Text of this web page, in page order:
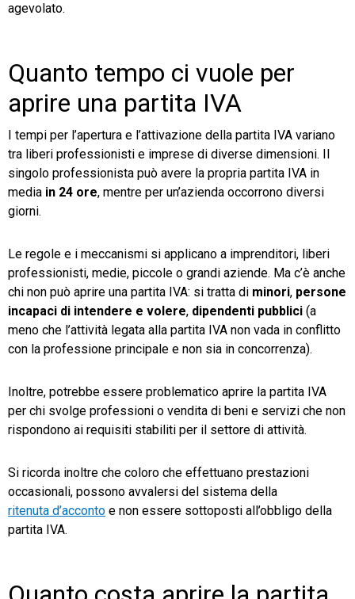
agevolato.
Quanto tempo ci vuole per
aprire una partita IVA
I tempi per l’apertura e l’attivazione della partita IVA variano
tra liberi professionisti e imprese di diverse dimensioni. Il
singolo professionista può avere la propria partita IVA in
media in 24 ore, mentre per un’azienda occorrono diversi
giorni.
Le regole e i meccanismi si applicano a imprenditori, liberi
professionisti, medie, piccole o grandi aziende. Ma c’è anche
chi non può aprire una partita IVA: si tratta di minori, persone
incapaci di intendere e volere, dipendenti pubblici (a
meno che l’attività legata alla partita IVA non vada in conflitto
con la professione principale e non sia in concorrenza).
Inoltre, potrebbe essere problematico aprire la partita IVA
per chi svolge professioni o vendita di beni e servizi che non
rispondono ai requisiti stabiliti per il settore di attività.
Si ricorda inoltre che coloro che effettuano prestazioni
occasionali, possono avvalersi del sistema della
ritenuta d’acconto e non essere sottoposti all’obbligo della
partita IVA.